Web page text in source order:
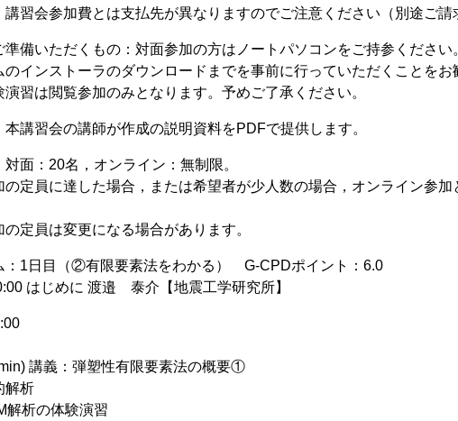
講習会参加費とは支払先が異なりますのでご注意ください（別途ご請
準備いただくもの：対面参加の方はノートパソコンをご持参くださ
のインストーラのダウンロードまでを事前に行っていただくことを
演習は閲覧参加のみとなります。予めご了承ください。
本講習会の講師が作成の説明資料をPDFで提供します。
：20名，オンライン：無制限。
定員に達した場合，または希望者が少人数の場合，オンライン参
定員は変更になる場合があります。
：1日目（②有限要素法をわかる） G-CPDポイント：6.0
はじめに 渡邉 泰介【地震工学研究所】
講義：弾塑性有限要素法の概要①
解析
解析の体験演習